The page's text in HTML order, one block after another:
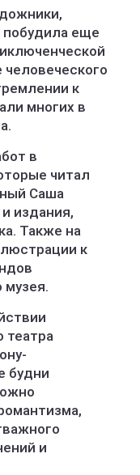
еще
к
многих в
в
читал
Саша
издания,
Также на
к
музея.
театра
будни
и